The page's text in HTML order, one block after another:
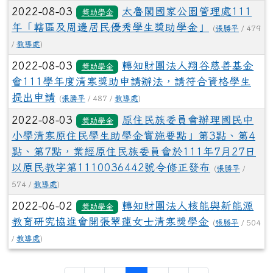
2022-08-03 獎助學金
太魯閣國家公園管理處111
年「轄區及周邊居民優秀學生獎助學金」
(張勝平 / 479
/ 教導處)
2022-08-03 獎助學金
轉知財團法人翔谷慈善基金
會111學年度清寒獎助申請辦法，請符合資格學生
提出申請
(張勝平 / 487 / 教導處)
2022-08-03 獎助學金
原住民族委員會辦理國民中
小學清寒原住民學生助學金實施要點」第3點、第4
點、第7點，業經原住民族委員會於111年7月27日
以原民教字第1110036442號令修正發布
(張勝平 /
574 / 教導處)
2022-06-02 獎助學金
轉知財團法人核能與新能源
教育研究協進會開張翠蓮女士清寒獎學金
(張勝平 / 504
/ 教導處)